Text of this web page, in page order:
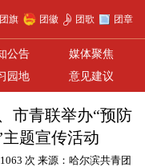
团旗 团徽 团歌 团章
公告
媒体聚焦
园地 意见建议
市青联举办“预防
题宣传活动
次 来源：哈尔滨共青团